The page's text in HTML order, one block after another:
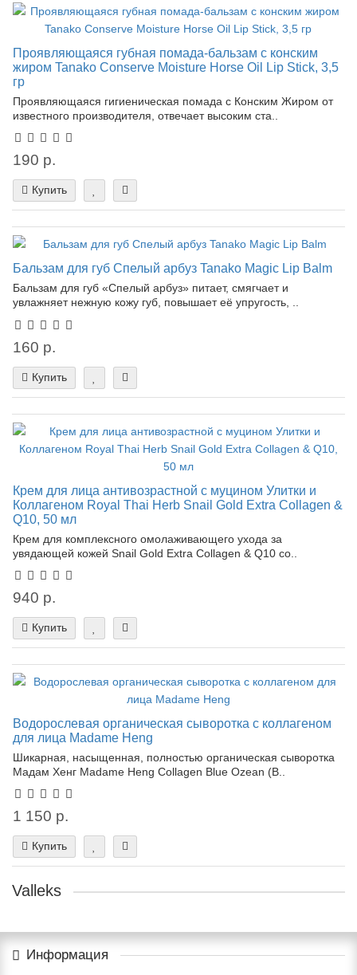
Проявляющаяся губная помада-бальзам с конским
жиром Tanako Conserve Moisture Horse Oil Lip Stick, 3,5
гр
Проявляющаяся гигиеническая помада с Конским Жиром от
известного производителя, отвечает высоким ста..
190 р.
Купить
Бальзам для губ Спелый арбуз Tanako Magic Lip Balm
Бальзам для губ «Спелый арбуз» питает, смягчает и
увлажняет нежную кожу губ, повышает её упругость, ..
160 р.
Купить
Крем для лица антивозрастной с муцином Улитки и
Коллагеном Royal Thai Herb Snail Gold Extra Collagen &
Q10, 50 мл
Крем для комплексного омолаживающего ухода за
увядающей кожей Snail Gold Extra Collagen & Q10 со..
940 р.
Купить
Водорослевая органическая сыворотка с коллагеном
для лица Madame Heng
Шикарная, насыщенная, полностью органическая сыворотка
Мадам Хенг Madame Heng Collagen Blue Ozean (B..
1 150 р.
Купить
Valleks
Информация